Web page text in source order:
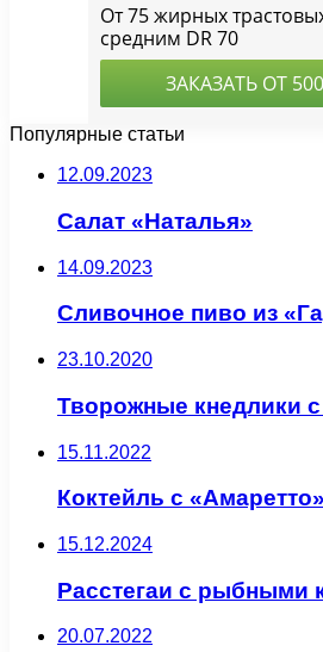
Популярные статьи
12.09.2023
Салат «Наталья»
14.09.2023
Сливочное пиво из
23.10.2020
Творожные кнедлики
15.11.2022
Коктейль с «Амаретто»
15.12.2024
Расстегаи с рыбными
20.07.2022